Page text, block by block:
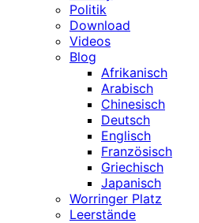
Politik
Download
Videos
Blog
Afrikanisch
Arabisch
Chinesisch
Deutsch
Englisch
Französisch
Griechisch
Japanisch
Worringer Platz
Leerstände